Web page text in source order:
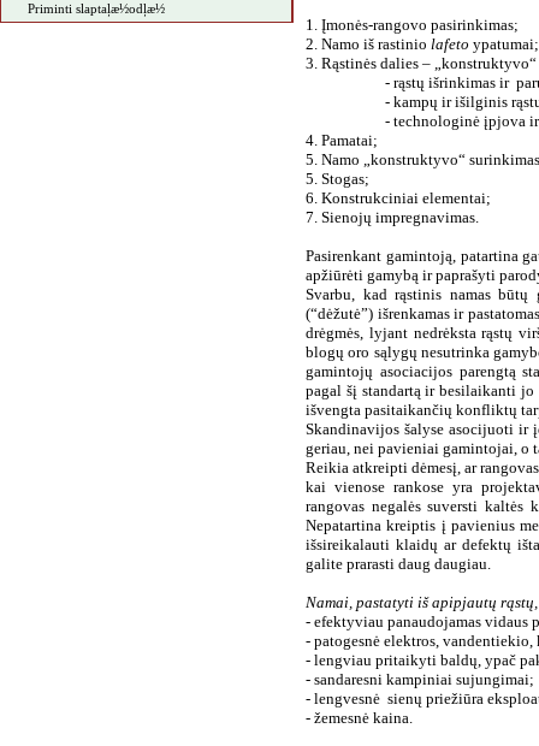
Priminti slaptaļæ½odļæ½
1. Įmonės-rangovo pasirinkimas;
2. Namo iš rastinio lafeto ypatumai;
3. Rąstinės dalies –
- rąstų išrinkimas ir
- kampų ir išilginis
- technologinė įpjova
4. Pamatai;
5. Namo „konstruktyvo“
5. Stogas;
6. Konstrukciniai elementai;
7. Sienojų impregnavimas.
Pasirenkant gamintoją, patartina
apžiūrėti gamybą ir paprašyti
Svarbu, kad rąstinis namas būtų
(“dėžutė”) išrenkamas ir
drėgmės, lyjant nedrėksta rąstų
blogų oro sąlygų nesutrinka
gamintojų asociacijos parengtą
pagal šį standartą ir besilaikanti
išvengta pasitaikančių konfliktų
Skandinavijos šalyse asocijuoti ir
geriau, nei pavieniai gamintojai, o
Reikia atkreipti dėmesį, ar
kai vienose rankose yra
rangovas negalės suversti
Nepatartina kreiptis į pavienius
išsireikalauti klaidų ar defektų
galite prarasti daug daugiau.
Namai, pastatyti iš apipjautų
- efektyviau panaudojamas vidaus
- patogesnė elektros,
- lengviau pritaikyti baldų, ypač
- sandaresni kampiniai sujungimai;
- lengvesnė sienų priežiūra
- žemesnė kaina.